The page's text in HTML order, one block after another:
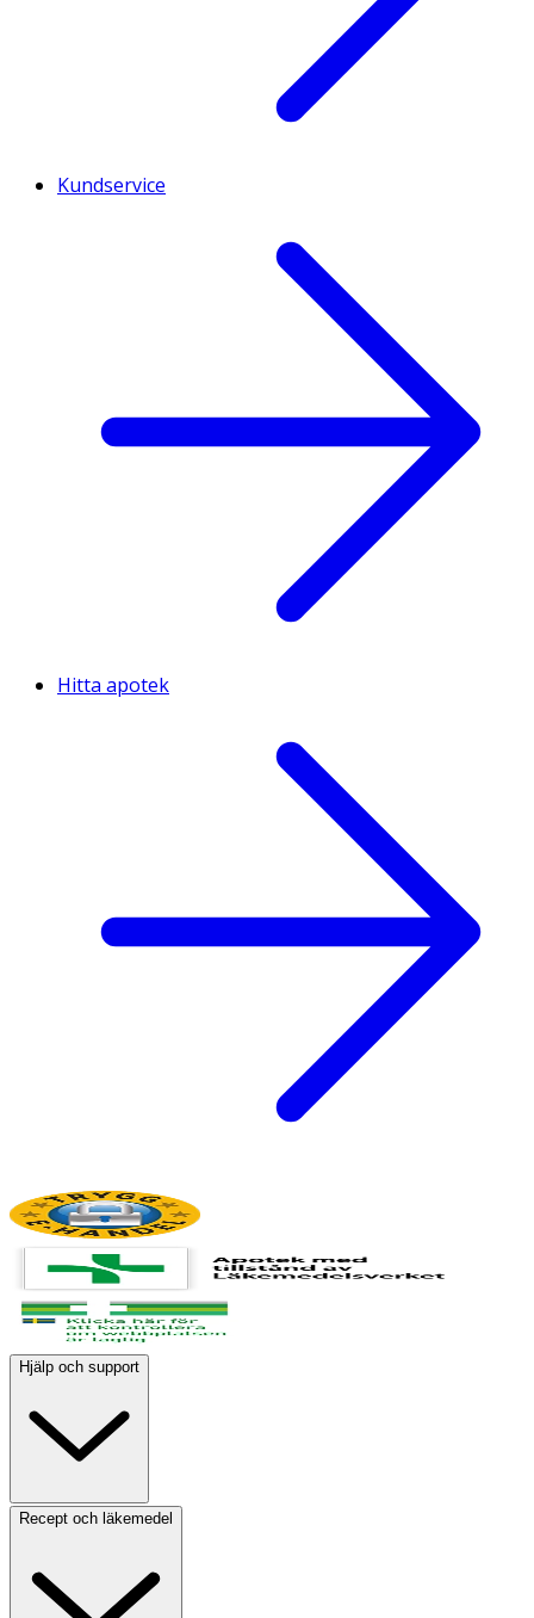
Kundservice
Hitta apotek
Hjälp och support
Recept och läkemedel